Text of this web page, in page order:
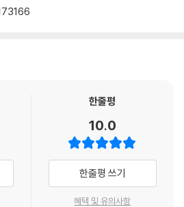
한줄평
10.0
한줄평 쓰기
혜택 및 유의사항